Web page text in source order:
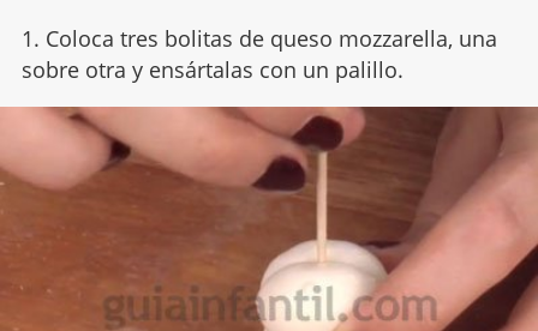
1. Coloca tres bolitas de queso mozzarella, una
sobre otra y ensártalas con un palillo.